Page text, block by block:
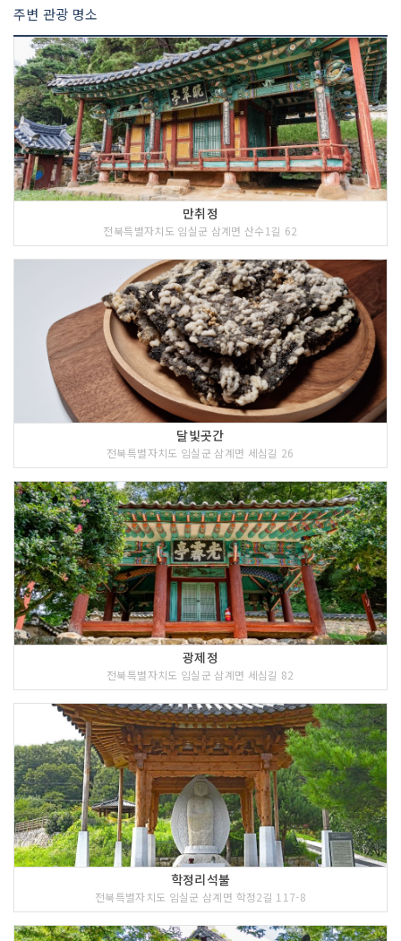
주변 관광 명소
만취정
전북특별자치도 임실군 삼계면 산수1길 62
달빛곳간
전북특별자치도 임실군 삼계면 세심길 26
광제정
전북특별자치도 임실군 삼계면 세심길 82
학정리석불
전북특별자치도 임실군 삼계면 학정2길 117-8